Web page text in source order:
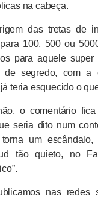
na cabeça.
das tretas de
100, 500 ou
para aquele
de segredo, com a
teria esquecido o
o comentário
seria dito num
um
tão quieto, no
nas redes